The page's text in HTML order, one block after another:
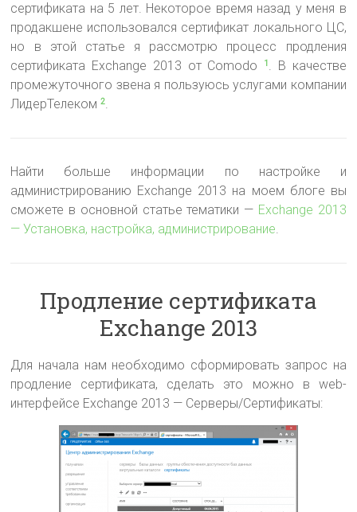
сертификата на 5 лет. Некоторое время назад у меня в
продакшене использовался сертификат локального ЦС,
но в этой статье я рассмотрю процесс продления
сертификата Exchange 2013 от Comodo
1 . В качестве
промежуточного звена я пользуюсь услугами компании
ЛидерТелеком 2.
Найти больше информации по настройке и
администрированию Exchange 2013 на моем блоге вы
сможете в основной статье тематики — Exchange 2013
— Установка, настройка, администрирование.
Продление сертификата
Exchange 2013
Для начала нам необходимо сформировать запрос на
продление сертификата, сделать это можно в web-
интерфейсе Exchange 2013 — Серверы/Сертификаты: